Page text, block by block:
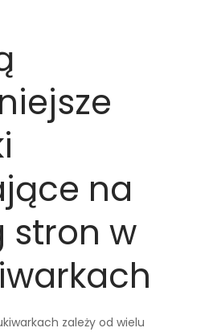
na
stron w
zależy od wielu